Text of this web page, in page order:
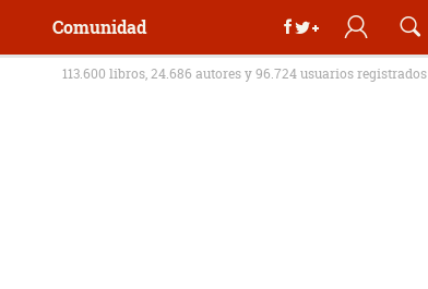
Comunidad
113.600 libros, 24.686 autores y 96.724 usuarios registrados